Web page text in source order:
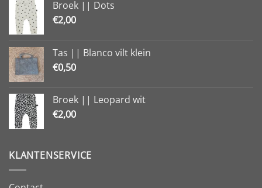
Broek || Dots
€2,00
Tas || Blanco vilt klein
€0,50
Broek || Leopard wit
€2,00
KLANTENSERVICE